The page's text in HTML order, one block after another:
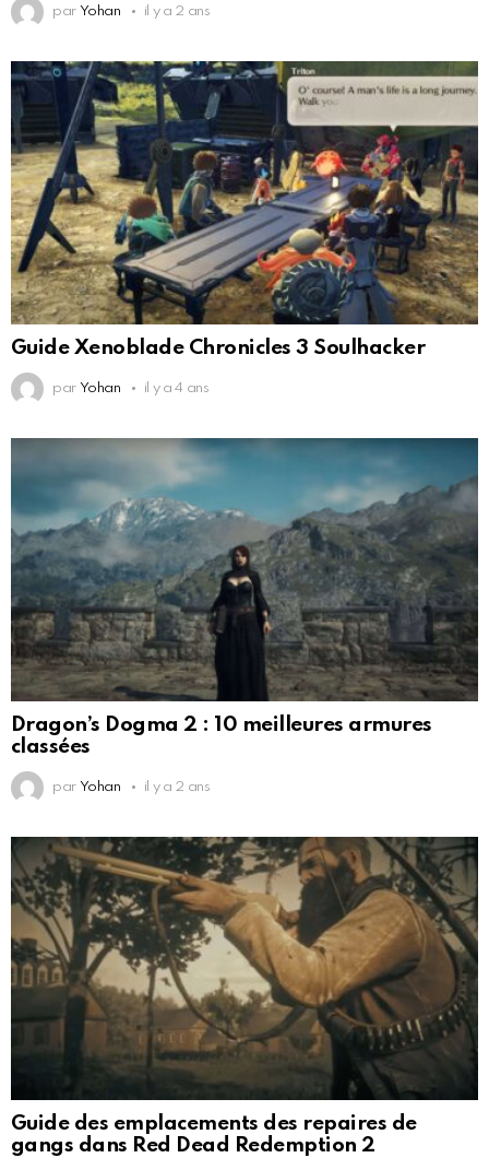
par Yohan il y a 2 ans
Guide Xenoblade Chronicles 3 Soulhacker
par Yohan il y a 4 ans
Dragon’s Dogma 2 : 10 meilleures armures
classées
par Yohan il y a 2 ans
Guide des emplacements des repaires de
gangs dans Red Dead Redemption 2